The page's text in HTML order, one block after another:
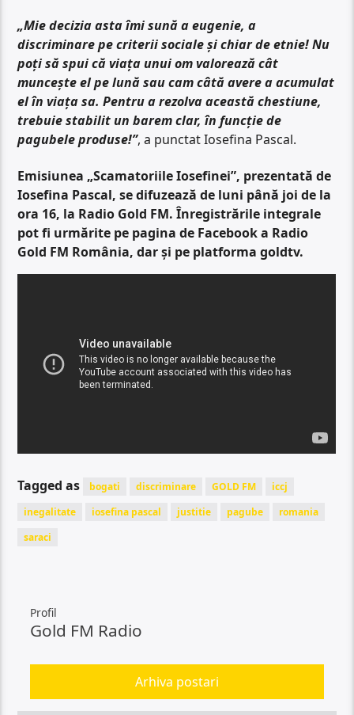
„Mie decizia asta îmi sună a eugenie, a
discriminare pe criterii sociale și chiar de etnie! Nu
poți să spui că viața unui om valorează cât
muncește el pe lună sau cam câtă avere a acumulat
el în viața sa. Pentru a rezolva această chestiune,
trebuie stabilit un barem clar, în funcție de
pagubele produse!”, a punctat Iosefina Pascal.
Emisiunea „Scamatoriile Iosefinei”, prezentată de
Iosefina Pascal, se difuzează de luni până joi de la
ora 16, la Radio Gold FM. Înregistrările integrale
pot fi urmărite pe pagina de Facebook a Radio
Gold FM România, dar și pe platforma goldtv.
Tagged as bogati discriminare GOLD FM
iccj
inegalitate
iosefina pascal justitie pagube
romania
saraci
Profil
Gold FM Radio
Arhiva postari